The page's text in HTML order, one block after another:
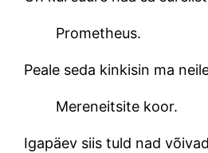
Prometheus.
Peale seda kinkisin ma
Mereneitsite koor.
Igapäev siis tuld nad